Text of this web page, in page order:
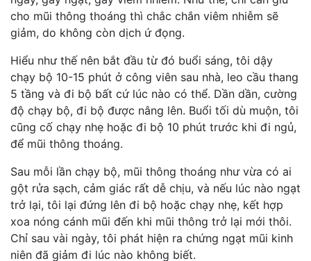
cho mũi thông thoáng thì chắc chắn viêm nhiễm sẽ
giảm, do không còn dịch ứ đọng.
Hiểu như thế nên bắt đầu từ đó buổi sáng, tôi dậy
chạy bộ 10-15 phút ở công viên sau nhà, leo cầu thang
5 tầng và đi bộ bất cứ lúc nào có thể. Dần dần, cường
độ chạy bộ, đi bộ được nâng lên. Buổi tối dù muộn, tôi
cũng cố chạy nhẹ hoặc đi bộ 10 phút trước khi đi ngủ,
để mũi thông thoáng.
Sau mỗi lần chạy bộ, mũi thông thoáng như vừa có ai
gột rửa sạch, cảm giác rất dễ chịu, và nếu lúc nào ngạt
trở lại, tôi lại đứng lên đi bộ hoặc chạy nhẹ, kết hợp
xoa nóng cánh mũi đến khi mũi thông trở lại mới thôi.
Chỉ sau vài ngày, tôi phát hiện ra chứng ngạt mũi kinh
niên đã giảm đi lúc nào không biết.